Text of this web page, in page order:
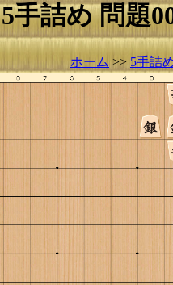
5手詰め 問題
ホーム >> 5手詰